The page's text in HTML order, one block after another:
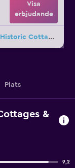
Visa
erbjudande
17 till erbjudanden för Courtney's Place Historic Cottages & Inns
Plats
&
9,2